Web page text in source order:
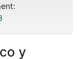
y